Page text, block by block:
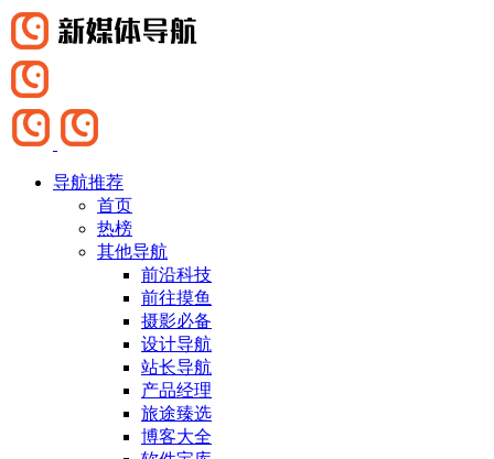
导航推荐
首页
热榜
其他导航
前沿科技
前往摸鱼
摄影必备
设计导航
站长导航
产品经理
旅途臻选
博客大全